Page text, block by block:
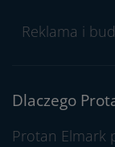
Reklama i
Dlaczego
Protan Elmark